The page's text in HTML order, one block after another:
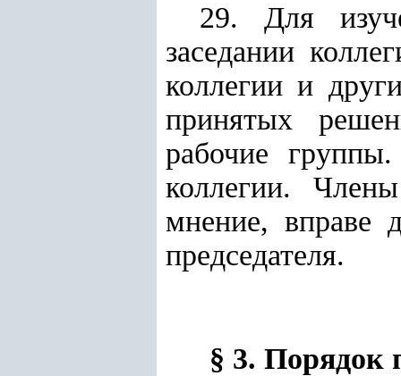
29. Для
заседании
коллегии и
принятых
рабочие
коллегии.
мнение, вправе
председателя.
§ 3. Порядок